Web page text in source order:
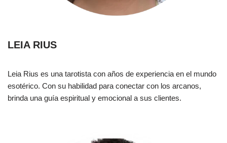
LEIA RIUS
Leia Rius es una tarotista con años de experiencia en el mundo
esotérico. Con su habilidad para conectar con los arcanos,
brinda una guía espiritual y emocional a sus clientes.